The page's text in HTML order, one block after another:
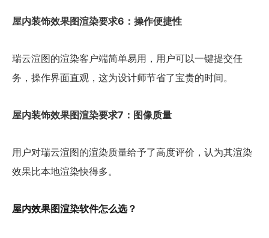
屋内装饰效果图渲染要求6：操作便捷性
瑞云渲图的渲染客户端简单易用，用户可以一键提交任
务，操作界面直观，这为设计师节省了宝贵的时间。
屋内装饰效果图渲染要求7：图像质量
用户对瑞云渲图的渲染质量给予了高度评价，认为其渲染
效果比本地渲染快得多。
屋内效果图渲染软件怎么选？